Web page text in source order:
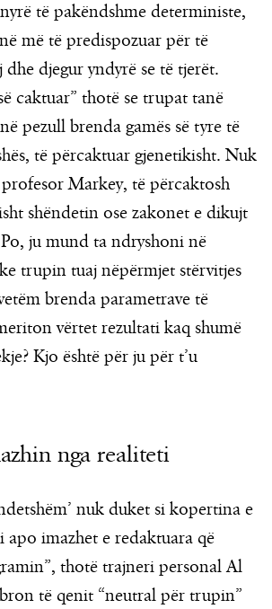
të pakëndshme deterministe,
më të predispozuar për të
djegur yndyrë se të tjerët.
caktuar” thotë se trupat tanë
pezull brenda gamës së tyre të
të përcaktuar gjenetikisht. Nuk
Markey, të përcaktosh
shëndetin ose zakonet e dikujt
ju mund ta ndryshoni në
trupin tuaj nëpërmjet stërvitjes
brenda parametrave të
vërtet rezultati kaq shumë
Kjo është për ju për t’u
nga realiteti
nuk duket si kopertina e
apo imazhet e redaktuara që
thotë trajneri personal Al
të qenit “neutral për trupin”